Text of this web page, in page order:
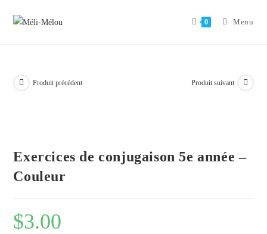
0 Menu
Produit précédent Produit suivant
Exercices de conjugaison 5e année –
Couleur
$3.00